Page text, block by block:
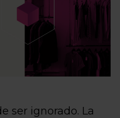
ser ignorado. La